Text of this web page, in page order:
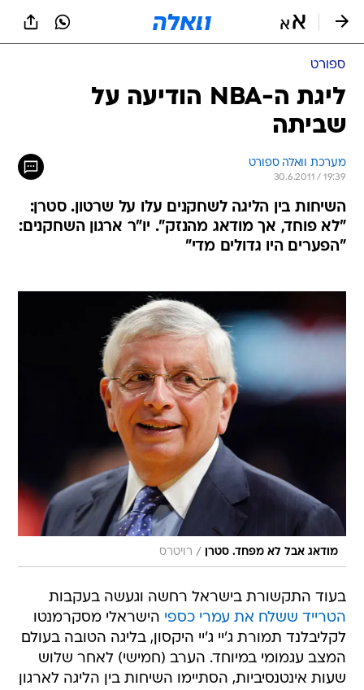
ספורט
ליגת ה-NBA הודיעה על
שביתה
מערכת וואלה ספורט
30.6.2011 / 19:39
השיחות בין הליגה לשחקנים עלו על שרטון. סטרן:
"לא פוחד, אך מודאג מהנזק". יו"ר ארגון השחקנים:
"הפערים היו גדולים מדי"
מודאג אבל לא מפחד. סטרן / רויטרס
בעוד התקשורת בישראל רחשה וגעשה בעקבות
הטרייד ששלח את עמרי כספי הישראלי מסקרמנטו
לקליבלנד תמורת ג'יי ג'יי היקסון, בליגה הטובה בעולם
המצב עגמומי במיוחד. הערב (חמישי) לאחר שלוש
שעות אינטנסיביות, הסתיימו השיחות בין הליגה לארגון